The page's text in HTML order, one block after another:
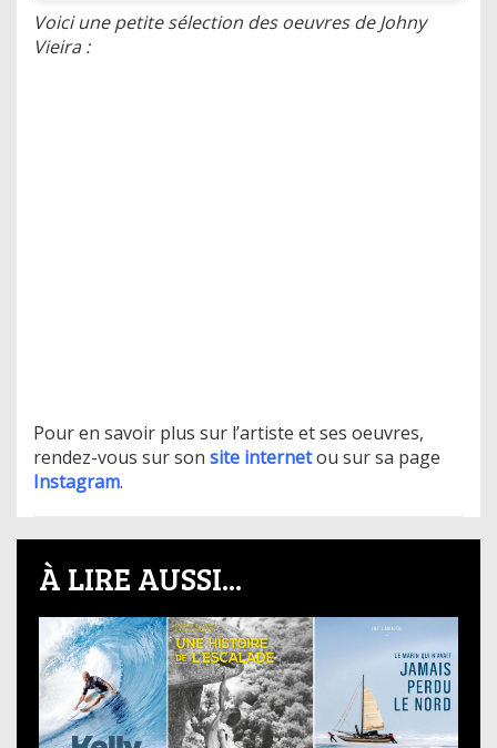
Voici une petite sélection des oeuvres de Johny
Vieira :
Pour en savoir plus sur l’artiste et ses oeuvres,
rendez-vous sur son site internetou sur sa page
Instagram.
À LIRE AUSSI...